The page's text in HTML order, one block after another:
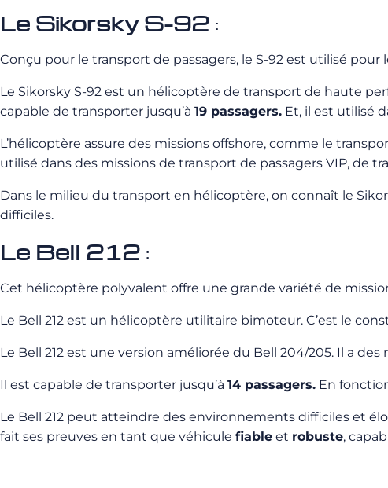
Le Sikorsky S-92 :
Conçu pour le transport de passagers, le S-92 est utilisé
Le Sikorsky S-92 est un hélicoptère de transport de haute
capable de transporter jusqu’à 19 passagers. Et, il est utilisé
L’hélicoptère assure des missions offshore, comme le
utilisé dans des missions de transport de passagers VIP, de
Dans le milieu du transport en hélicoptère, on connaît le
difficiles.
Le Bell 212 :
Cet hélicoptère polyvalent offre une grande variété de
Le Bell 212 est un hélicoptère utilitaire bimoteur. C’est le
Le Bell 212 est une version améliorée du Bell 204/205. Il a
Il est capable de transporter jusqu’à 14 passagers. En
Le Bell 212 peut atteindre des environnements difficiles et
fait ses preuves en tant que véhicule fiable et robuste,